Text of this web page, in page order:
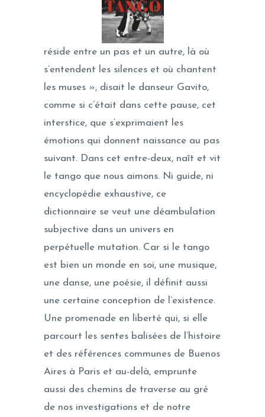
réside entre un pas et un autre, là où
s’entendent les silences et où chantent
les muses », disait le danseur Gavito,
comme si c’était dans cette pause, cet
interstice, que s’exprimaient les
émotions qui donnent naissance au pas
suivant. Dans cet entre-deux, naît et vit
le tango que nous aimons. Ni guide, ni
encyclopédie exhaustive, ce
dictionnaire se veut une déambulation
subjective dans un univers en
perpétuelle mutation. Car si le tango
est bien un monde en soi, une musique,
une danse, une poésie, il définit aussi
une certaine conception de l’existence.
Une promenade en liberté qui, si elle
parcourt les sentes balisées de l’histoire
et des références communes de Buenos
Aires à Paris et au-delà, emprunte
aussi des chemins de traverse au gré
de nos investigations et de notre